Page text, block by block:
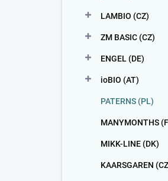
LAMBIO (CZ)
ZM BASIC (CZ)
ENGEL (DE)
ioBIO (AT)
PATERNS (PL)
MANYMONTHS
MIKK-LINE (DK)
KAARSGAREN